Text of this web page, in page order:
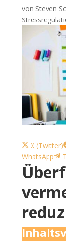
von Steven
Share
on
X (Twitter)
WhatsApp
on